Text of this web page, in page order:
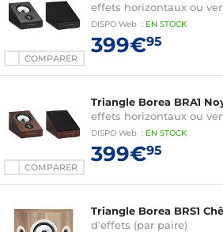
COMPARER
effets horizontaux ou
DISPO Web : EN STOCK
399€95
COMPARER
Triangle Borea BRA1
effets horizontaux ou
DISPO Web : EN STOCK
399€95
Triangle Borea BRS1
d'effets (par paire)